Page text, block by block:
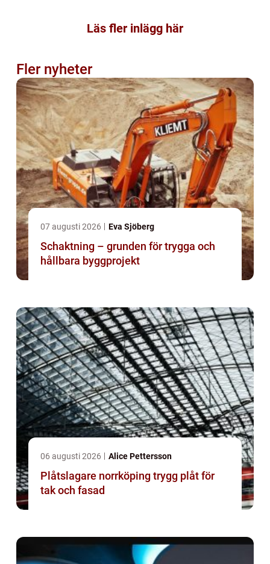
Läs fler inlägg här
Fler nyheter
07 augusti 2026 Eva Sjöberg
Schaktning – grunden för trygga och
hållbara byggprojekt
06 augusti 2026 Alice Pettersson
Plåtslagare norrköping trygg plåt för
tak och fasad